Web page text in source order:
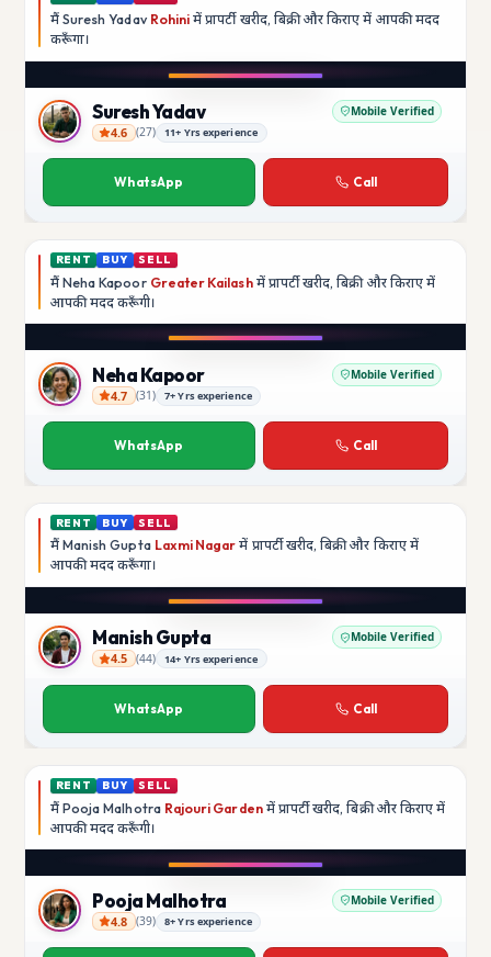
मैं Suresh Yadav Rohini में प्रापर्टी खरीद, बिक्री और किराए में आपकी मदद
करूँगा।
Suresh Yadav
Suresh Yadav Mobile Verified
4.6 (27) 11+ Yrs experience
WhatsApp Call
RENT BUY SELL
मैं Neha Kapoor Greater Kailashमें प्रापर्टी खरीद, बिक्री और किराए में
आपकी मददकरूँगी।
Neha Kapoor
Neha Kapoor Mobile Verified
4.7 (31) 7+ Yrs experience
WhatsApp Call
RENT BUY SELL
मैं Manish Gupta Laxmi Nagar में प्रापर्टी खरीद, बिक्री और किराए में
आपकी मददकरूँगा।
Manish Gupta
Manish Gupta Mobile Verified
4.5 (44) 14+ Yrs experience
WhatsApp Call
RENT BUY SELL
मैं Pooja Malhotra Rajouri Gardenमें प्रापर्टी खरीद, बिक्री और किराए में
आपकी मददकरूँगी।
Pooja Malhotra
Pooja Malhotra Mobile Verified
4.8 (39) 8+ Yrs experience